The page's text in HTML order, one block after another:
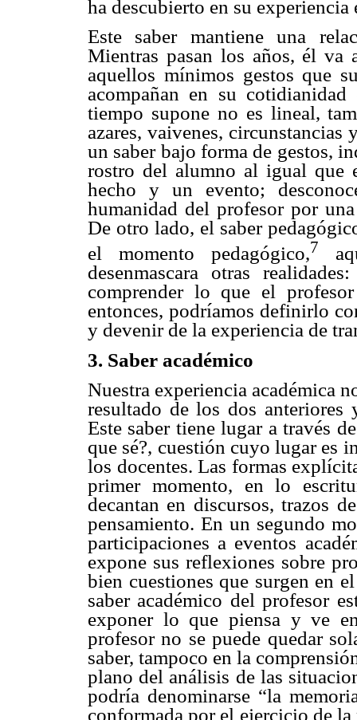
ha descubierto en su experiencia
Este saber mantiene una
Mientras pasan los años, él va
aquellos mínimos gestos que
acompañan en su
tiempo supone no es lineal,
azares, vaivenes, circunstancias
un saber bajo forma de gestos,
rostro del alumno al igual que
hecho y un evento;
humanidad del profesor por
De otro lado, el saber
el momento pedagógico,7
desenmascara otras
comprender lo que el
entonces, podríamos definirlo
y devenir de la experiencia de
3. Saber académico
Nuestra experiencia académica
resultado de los dos anteriores
Este saber tiene lugar a través
que sé?, cuestión cuyo lugar es
los docentes. Las formas
primer momento, en lo
decantan en discursos, trazos
pensamiento. En un segundo
participaciones a eventos
expone sus reflexiones sobre
bien cuestiones que surgen en
saber académico del profesor
exponer lo que piensa y ve
profesor no se puede quedar
saber, tampoco en la
plano del análisis de las
podría denominarse “la
conformada por el ejercicio de